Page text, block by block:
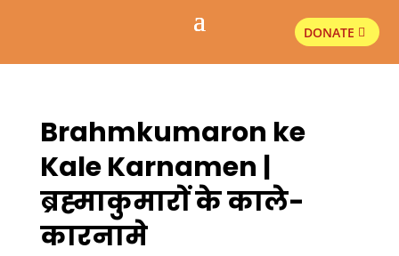
DONATE
Brahmkumaron ke
Kale Karnamen |
ब्रह्माकुमारों के काले-
कारनामे